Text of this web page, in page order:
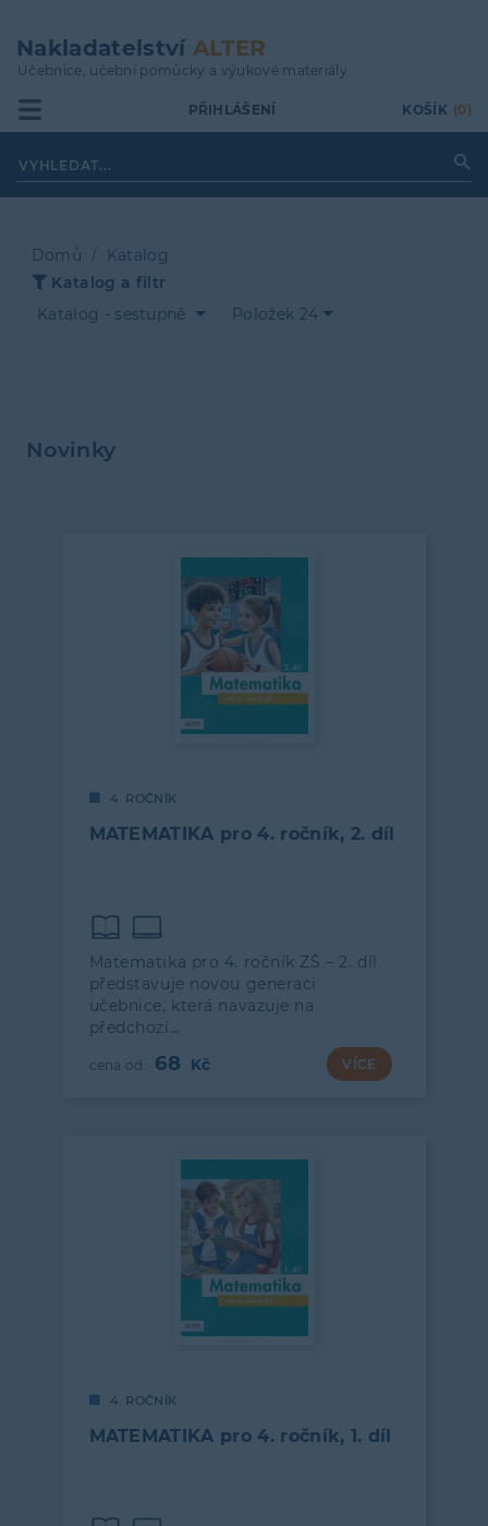
hlavnímu
obsahu
Nakladatelství ALTER
Učebnice, učební pomůcky a výukové materiály
PŘIHLÁŠENÍ KOŠÍK (0)
Drobečková
Domů
Katalog
Katalog a filtr
Katalog - sestupně
Položek 24
Novinky
4. ROČNÍK
MATEMATIKA pro 4. ročník, 2. díl
Matematika pro 4. ročník ZŠ – 2. díl
představuje novou generaci
učebnice, která navazuje na
předchozí…
68 VÍCE
4. ROČNÍK
MATEMATIKA pro 4. ročník, 1. díl